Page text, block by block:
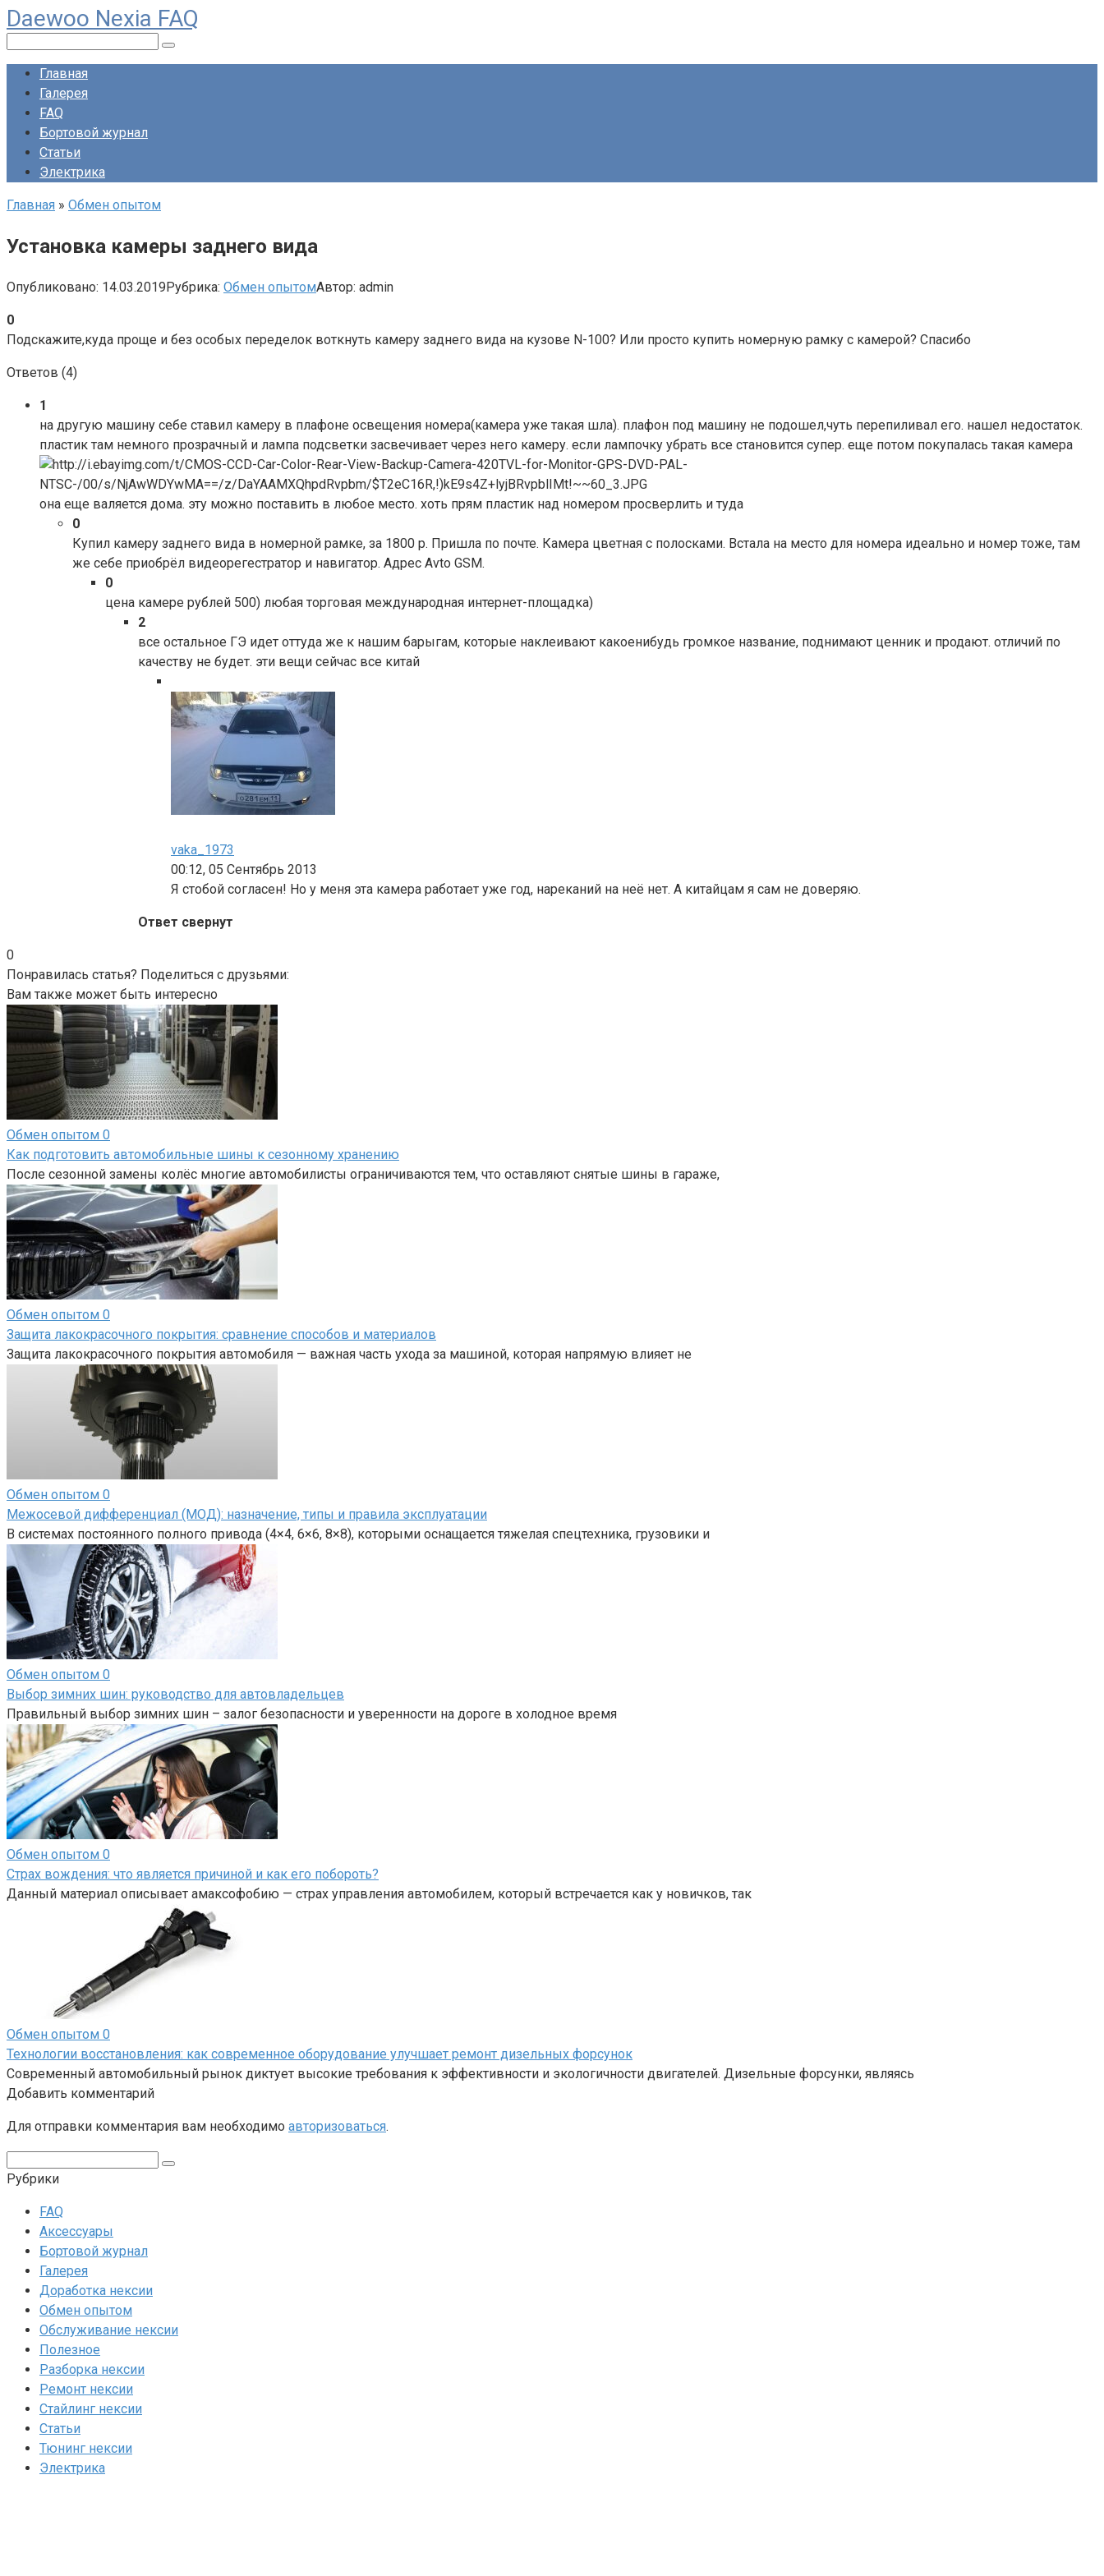
Перейти
к
контенту
Daewoo Nexia FAQ
Главная
Галерея
FAQ
Бортовой журнал
Статьи
Электрика
Главная » Обмен опытом
Установка камеры заднего вида
Опубликовано: 14.03.2019Рубрика: Обмен опытомАвтор: admin
0
Подскажите,куда проще и без особых переделок воткнуть камеру заднего вида на кузове N-100? Или просто купить номерную рамку с камерой? Спасибо
Ответов (4)
1
на другую машину себе ставил камеру в плафоне освещения номера(камера уже такая шла). плафон под машину не подошел,чуть перепиливал его. нашел недостаток.
пластик там немного прозрачный и лампа подсветки засвечивает через него камеру. если лампочку убрать все становится супер. еще потом покупалась такая камера
она еще валяется дома. эту можно поставить в любое место. хоть прям пластик над номером просверлить и туда
0
Купил камеру заднего вида в номерной рамке, за 1800 р. Пришла по почте. Камера цветная с полосками. Встала на место для номера идеально и номер тоже, там
же себе приобрёл видеорегестратор и навигатор. Адрес Avto GSM.
0
цена камере рублей 500) любая торговая международная интернет-площадка)
2
все остальное ГЭ идет оттуда же к нашим барыгам, которые наклеивают какоенибудь громкое название, поднимают ценник и продают. отличий по
качеству не будет. эти вещи сейчас все китай
vaka_1973
00:12, 05 Сентябрь 2013
Я стобой согласен! Но у меня эта камера работает уже год, нареканий на неё нет. А китайцам я сам не доверяю.
Ответ свернут
0
Понравилась статья? Поделиться с друзьями:
Вам также может быть интересно
Обмен опытом 0
Как подготовить автомобильные шины к сезонному хранению
После сезонной замены колёс многие автомобилисты ограничиваются тем, что оставляют снятые шины в гараже,
Обмен опытом 0
Защита лакокрасочного покрытия: сравнение способов и материалов
Защита лакокрасочного покрытия автомобиля — важная часть ухода за машиной, которая напрямую влияет не
Обмен опытом 0
Межосевой дифференциал (МОД): назначение, типы и правила эксплуатации
В системах постоянного полного привода (4×4, 6×6, 8×8), которыми оснащается тяжелая спецтехника, грузовики и
Обмен опытом 0
Выбор зимних шин: руководство для автовладельцев
Правильный выбор зимних шин – залог безопасности и уверенности на дороге в холодное время
Обмен опытом 0
Страх вождения: что является причиной и как его побороть?
Данный материал описывает амаксофобию — страх управления автомобилем, который встречается как у новичков, так
Обмен опытом 0
Технологии восстановления: как современное оборудование улучшает ремонт дизельных форсунок
Современный автомобильный рынок диктует высокие требования к эффективности и экологичности двигателей. Дизельные форсунки, являясь
Добавить комментарий
Для отправки комментария вам необходимо авторизоваться.
Рубрики
FAQ
Аксессуары
Бортовой журнал
Галерея
Доработка нексии
Обмен опытом
Обслуживание нексии
Полезное
Разборка нексии
Ремонт нексии
Стайлинг нексии
Статьи
Тюнинг нексии
Электрика